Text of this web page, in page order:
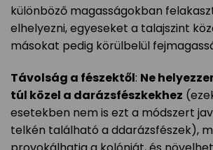
különböző magasságokban
elhelyezni, egyeseket a talajszint
másokat pedig körülbelül
Távolság a fészektől: Ne
túl közel a darázsfészkekhez
esetekben nem is ezt a módszert
telkén található a ddarázsfészek),